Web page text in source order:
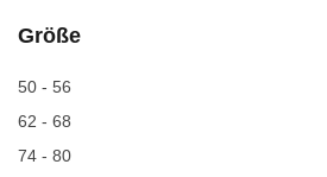
Größe
50 - 56
62 - 68
74 - 80